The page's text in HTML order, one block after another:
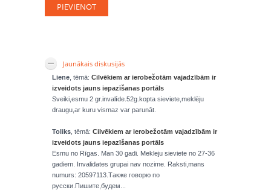
Jaunākais diskusijās
Liene , tēmā: Cilvēkiem ar ierobežotām vajadzībām ir
izveidots jauns iepazīšanas portāls
Sveiki,esmu 2 gr.invalíde.52g.kopta sieviete,meklēju
draugu,ar kuru vismaz var parunāt.
Toliks , tēmā: Cilvēkiem ar ierobežotām vajadzībām ir
izveidots jauns iepazīšanas portāls
Esmu no Rīgas. Man 30 gadi. Mekleju sieviete no 27-36
gadiem. Invalidates grupai nav nozime. Raksti,mans
numurs: 20597113.Также говорю по
русски.Пишите,будем...